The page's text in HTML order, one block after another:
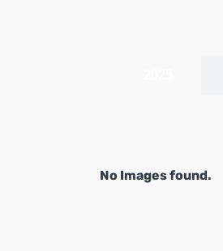
No Images found.